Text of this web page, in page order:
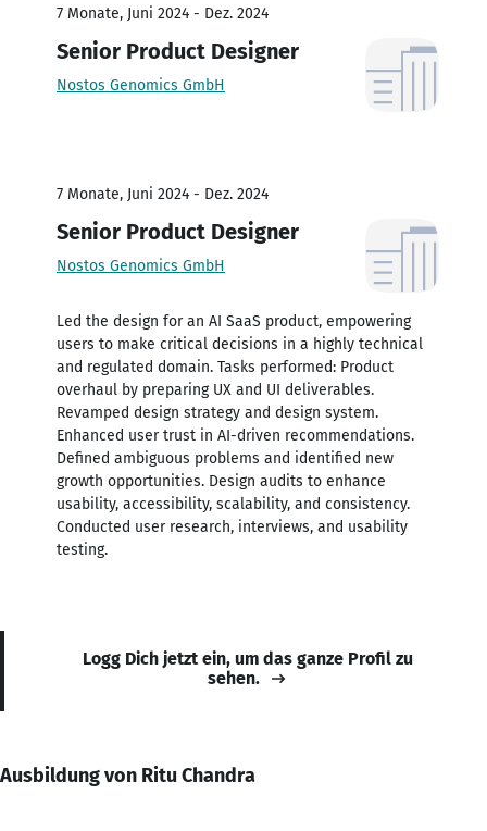
7 Monate, Juni 2024 - Dez. 2024
Senior Product Designer
Nostos Genomics GmbH
7 Monate, Juni 2024 - Dez. 2024
Senior Product Designer
Nostos Genomics GmbH
Led the design for an AI SaaS product, empowering
users to make critical decisions in a highly technical
and regulated domain. Tasks performed: Product
overhaul by preparing UX and UI deliverables.
Revamped design strategy and design system.
Enhanced user trust in AI-driven recommendations.
Defined ambiguous problems and identified new
growth opportunities. Design audits to enhance
usability, accessibility, scalability, and consistency.
Conducted user research, interviews, and usability
testing.
Logg Dich jetzt ein, um das ganze Profil zu
sehen.
Ausbildung von Ritu Chandra